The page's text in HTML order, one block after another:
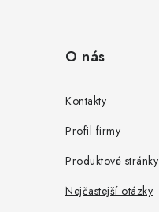
O nás
Kontakty
Profil firmy
Produktové stránky
Nejčastejší otázky